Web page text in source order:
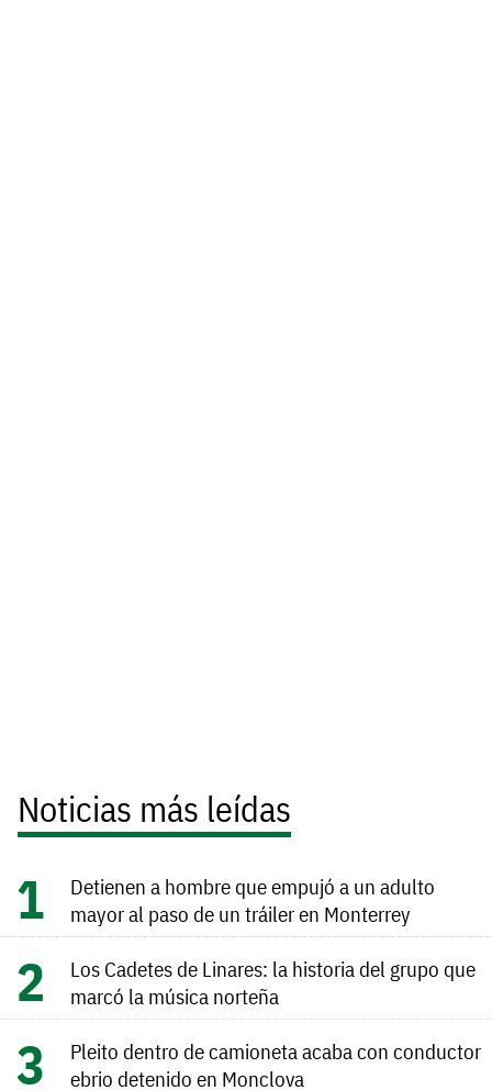
Noticias más leídas
Detienen a hombre que empujó a un adulto
mayor al paso de un tráiler en Monterrey
Los Cadetes de Linares: la historia del grupo que
marcó la música norteña
Pleito dentro de camioneta acaba con conductor
ebrio detenido en Monclova